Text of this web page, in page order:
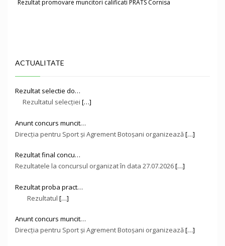
Rezultat promovare muncitori calificati PRATS Cornisa
ACTUALITATE
Rezultat selectie do…
Rezultatul selecției […]
Anunt concurs muncit…
Direcţia pentru Sport și Agrement Botoşani organizează[…]
Rezultat final concu…
Rezultatele la concursul organizat în data 27.07.2026[…]
Rezultat proba pract…
Rezultatul […]
Anunt concurs muncit…
Direcţia pentru Sport și Agrement Botoşani organizează[…]